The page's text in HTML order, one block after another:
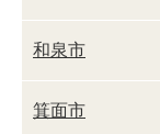
和泉市
箕面市